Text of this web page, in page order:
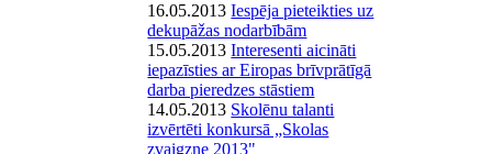
16.05.2013Iespēja pieteikties uz
dekupāžas nodarbībām
15.05.2013Interesenti aicināti
iepazīsties ar Eiropas brīvprātīgā
darba pieredzes stāstiem
14.05.2013 Skolēnu talanti
izvērtēti konkursā „Skolas
zvaigzne 2013"